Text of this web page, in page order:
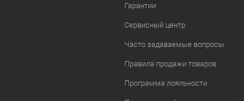
Гарантии
Сервисный центр
Часто задаваемые вопросы
Правила продажи товаров
Программа лояльности